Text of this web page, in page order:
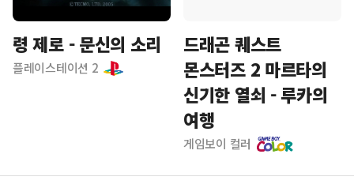
령 제로 - 문신의 소리
플레이스테이션 2
드래곤 퀘스트
몬스터즈 2 마르타의
신기한 열쇠 - 루카의
여행
게임보이 컬러